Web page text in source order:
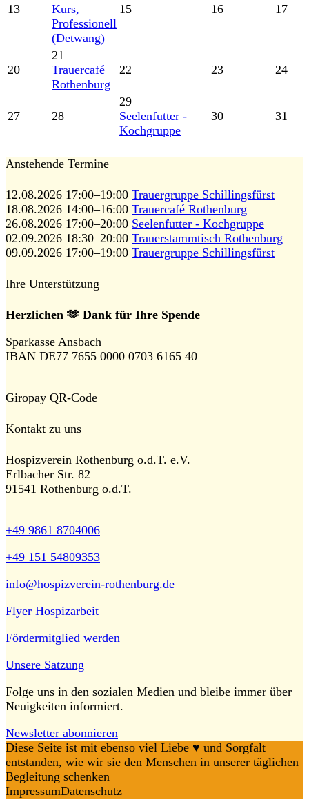
13
Kurs,
Professionell
(Detwang)
15 16 17
20
21
Trauercafé
Rothenburg
22 23 24
27 28
29
Seelenfutter -
Kochgruppe
30 31
Anstehende Termine
12.08.2026 17:00–19:00 Trauergruppe Schillingsfürst
18.08.2026 14:00–16:00 Trauercafé Rothenburg
26.08.2026 17:00–20:00 Seelenfutter - Kochgruppe
02.09.2026 18:30–20:00 Trauerstammtisch Rothenburg
09.09.2026 17:00–19:00 Trauergruppe Schillingsfürst
Ihre Unterstützung
Herzlichen 🫶 Dank für Ihre Spende
Sparkasse Ansbach
IBAN DE77 7655 0000 0703 6165 40
Giropay QR-Code
Kontakt zu uns
Hospizverein Rothenburg o.d.T. e.V.
Erlbacher Str. 82
91541 Rothenburg o.d.T.
+49 9861 8704006
+49 151 54809353
info@hospizverein-rothenburg.de
Flyer Hospizarbeit
Fördermitglied werden
Unsere Satzung
Folge uns in den sozialen Medien und bleibe immer über
Neuigkeiten informiert.
Newsletter abonnieren
Diese Seite ist mit ebenso viel Liebe ♥️ und Sorgfalt
entstanden, wie wir sie den Menschen in unserer täglichen
Begleitung schenken
ImpressumDatenschutz